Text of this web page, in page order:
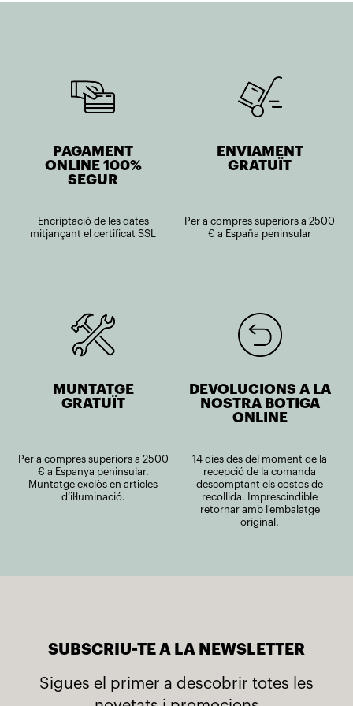
PAGAMENT
ONLINE 100%
SEGUR
Encriptació de les dates
mitjançant el certificat SSL
ENVIAMENT
GRATUÏT
Per a compres superiors a 2500
€ a España peninsular
MUNTATGE
GRATUÏT
Per a compres superiors a 2500
€ a Espanya peninsular.
Muntatge exclòs en articles
d’il·luminació.
DEVOLUCIONS A LA
NOSTRA BOTIGA
ONLINE
14 dies des del moment de la
recepció de la comanda
descomptant els costos de
recollida. Imprescindible
retornar amb l'embalatge
original.
SUBSCRIU-TE A LA NEWSLETTER
Sigues el primer a descobrir totes les